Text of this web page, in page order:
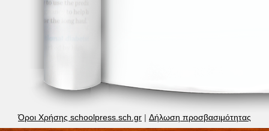
Όροι Χρήσης schoolpress.sch.gr | Δήλωση προσβασιμότητας